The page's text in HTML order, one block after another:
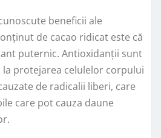
beneficii ale
de cacao ridicat este că
puternic. Antioxidanții sunt
protejarea celulelor corpului
de radicalii liberi, care
care pot cauza daune